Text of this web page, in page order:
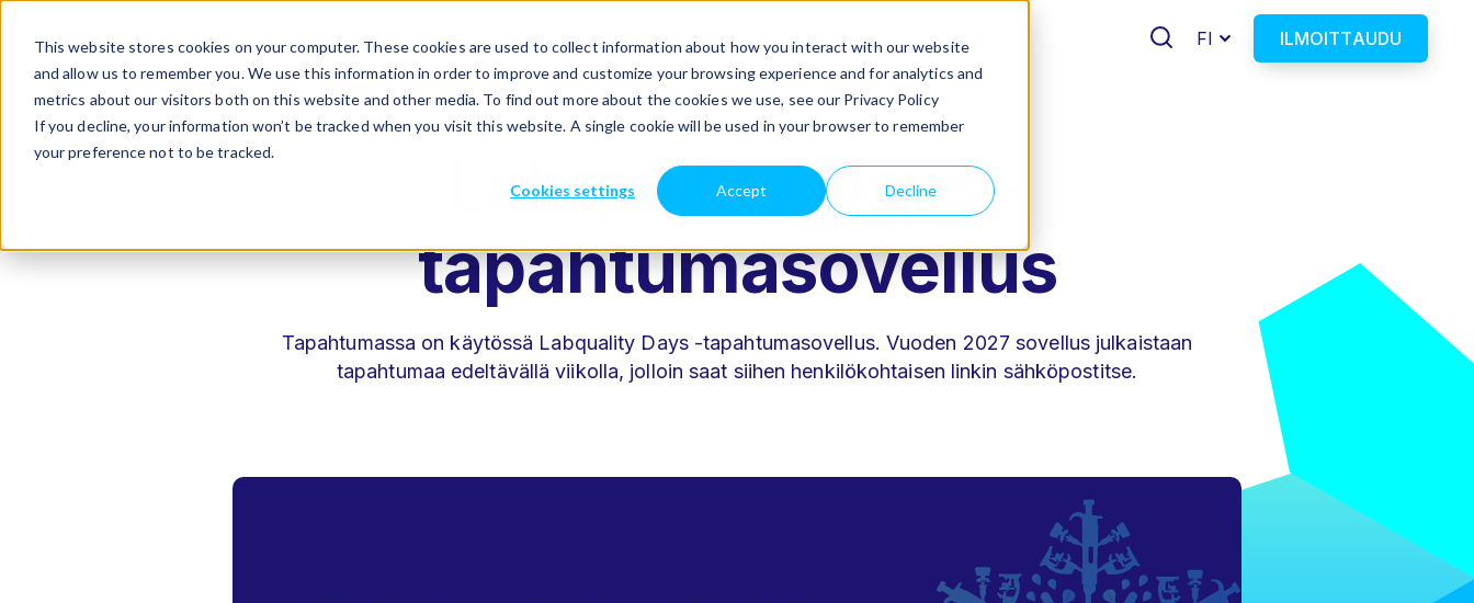
This website stores cookies on your computer. These cookies are used to collect information about how you interact with our website
and allow us to remember you. We use this information in order to improve and customize your browsing experience and for analytics and
metrics about our visitors both on this website and other media. To find out more about the cookies we use, see our Privacy Policy
If you decline, your information won’t be tracked when you visit this website. A single cookie will be used in your browser to remember
your preference not to be tracked.
Cookies settings Accept Decline
Ohjelma
Show submenu for Ohjelma
Näyttely
Show submenu for Näyttely
ePosterit
Show submenu for ePosterit
Show submenu for Info
FI ILMOITTAUDU
Labquality Days -
tapahtumasovellus
Tapahtumassa on käytössä Labquality Days -tapahtumasovellus. Vuoden 2027 sovellus julkaistaan
tapahtumaa edeltävällä viikolla, jolloin saat siihen henkilökohtaisen linkin sähköpostitse.